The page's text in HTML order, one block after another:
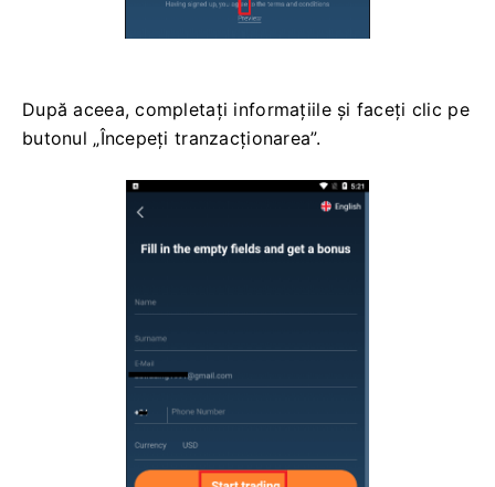
După aceea, completați informațiile și faceți clic pe
butonul „Începeți tranzacționarea”.